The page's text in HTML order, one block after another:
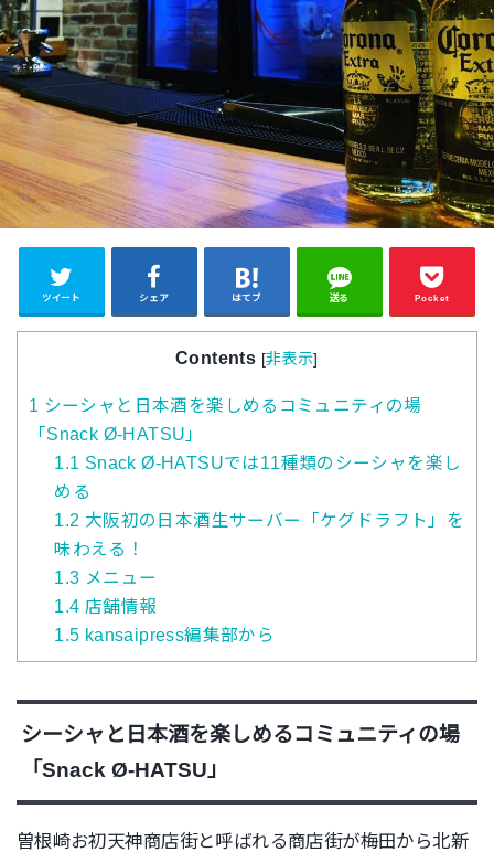
ツイート シェア はてブ 送る Pocket
Contents [非表示]
1 シーシャと日本酒を楽しめるコミュニティの場
「Snack Ø-HATSU」
1.1 Snack Ø-HATSUでは11種類のシーシャを楽し
める
1.2 大阪初の日本酒生サーバー「ケグドラフト」を
味わえる！
1.3 メニュー
1.4 店舗情報
1.5 kansaipress編集部から
シーシャと日本酒を楽しめるコミュニティの場
「Snack Ø-HATSU 」
曽根崎お初天神商店街と呼ばれる商店街が梅田から北新